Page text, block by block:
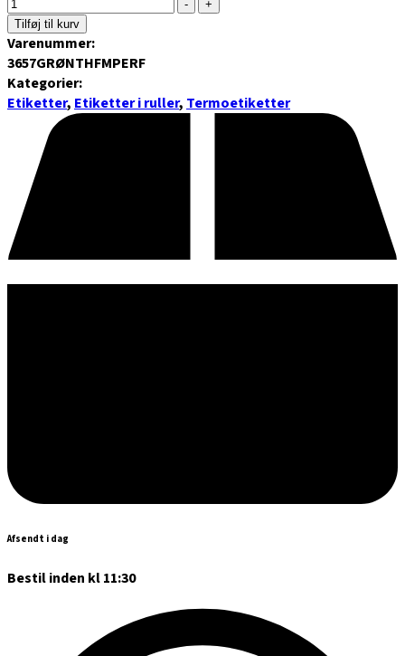
-
+
Tilføj til kurv
Varenummer:
3657GRØNTHFMPERF
Kategorier:
Etiketter, Etiketter i ruller, Termoetiketter
Afsendt i dag
Bestil inden kl 11:30